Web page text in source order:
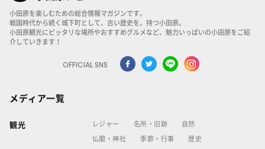
小田原を楽しむための総合情報マガジンです。
戦国時代から続く城下町として、古い歴史を、持つ小田原。
小田原観光にピッタリな場所やおすすめグルメなど、魅力いっぱいの小田原をご紹
介していきます！
OFFICIAL SNS
メディア一覧
観光 レジャー 名所・旧跡 自然
仏閣・神社 季節・行事 歴史